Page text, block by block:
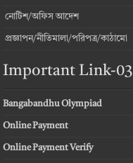
নোটিশ/অফিস আদেশ
প্রজ্ঞাপন/নীতিমালা/পরিপত্র/কাঠামো
Important Link-03
Bangabandhu Olympiad
Online Payment
Online Payment Verify